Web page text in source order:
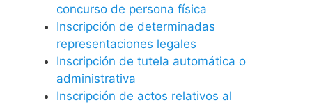
concurso de persona física
Inscripción de determinadas
representaciones legales
Inscripción de tutela automática o
administrativa
Inscripción de actos relativos al